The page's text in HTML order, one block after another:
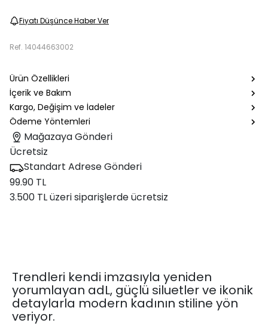
Fiyatı Düşünce Haber Ver
Ref. 14044663002
Ürün Özellikleri
İçerik ve Bakım
Kargo, Değişim ve İadeler
Ödeme Yöntemleri
Mağazaya Gönderi
Ücretsiz
Standart Adrese Gönderi
99.90 TL
3.500 TL üzeri siparişlerde ücretsiz
Trendleri kendi imzasıyla yeniden
yorumlayan adL, güçlü siluetler ve ikonik
detaylarla modern kadının stiline yön
veriyor.